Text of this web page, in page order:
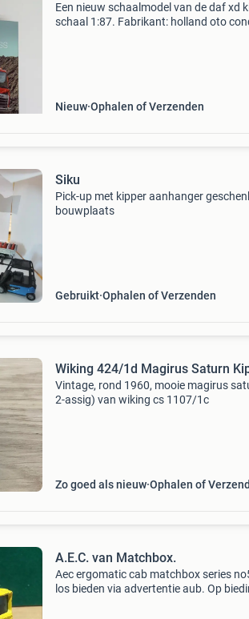
Een nieuw schaalmodel van de daf xd
schaal 1:87. Fabrikant: holland oto
Nieuw Ophalen of Verzenden
Siku
Pick-up met kipper aanhanger
bouwplaats
Gebruikt Ophalen of Verzenden
Wiking 424/1d Magirus Saturn
Vintage, rond 1960, mooie magirus
2-assig) van wiking cs 1107/1c
Zo goed als nieuw Ophalen of
A.E.C. van Matchbox.
Aec ergomatic cab matchbox series
los bieden via advertentie aub. Op